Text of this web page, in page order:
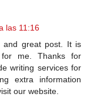
las 11:16
and great post. It is
me. Thanks for
writing services for
extra information
our website.